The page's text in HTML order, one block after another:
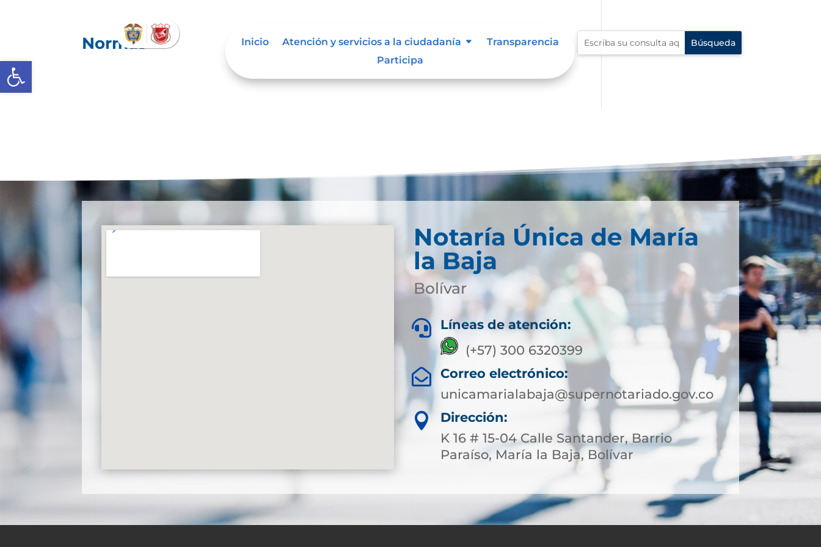
Abrir barra de herramientas
Inicio Atención y servicios a la ciudadanía
Transparencia
Participa
Normas
Notaría Única de María
la Baja
Bolívar

Líneas de atención:
(+57) 300 6320399

Correo electrónico:
unicamarialabaja@supernotariado.gov.co

Dirección:
K 16 # 15-04 Calle Santander, Barrio
Paraíso, María la Baja, Bolívar